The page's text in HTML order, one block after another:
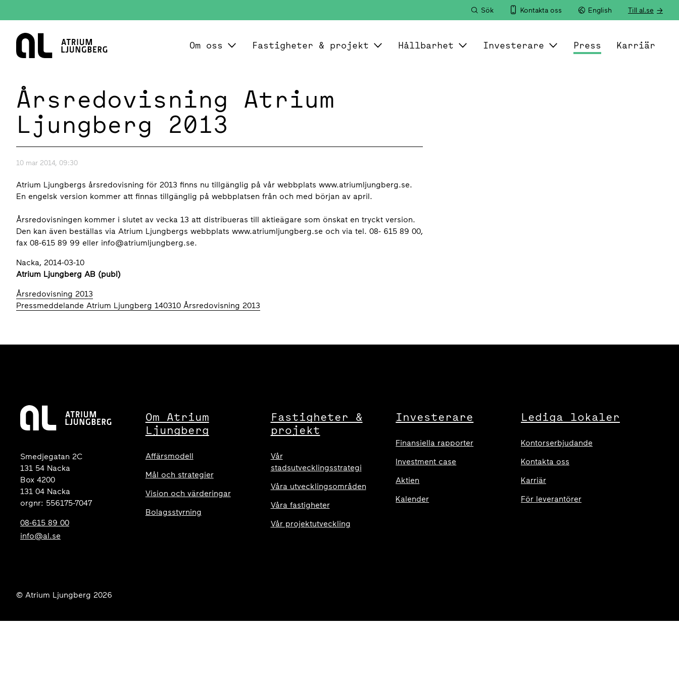
Sök Kontakta oss English Till al.se
Hem
Om oss Fastigheter & projekt Hållbarhet Investerare Press Karriär
Årsredovisning Atrium
Ljungberg 2013
10 mar 2014, 09:30
Atrium Ljungbergs årsredovisning för 2013 finns nu tillgänglig på vår webbplats www.atriumljungberg.se.
En engelsk version kommer att finnas tillgänglig på webbplatsen från och med början av april.
Årsredovisningen kommer i slutet av vecka 13 att distribueras till aktieägare som önskat en tryckt version.
Den kan även beställas via Atrium Ljungbergs webbplats www.atriumljungberg.se och via tel. 08- 615 89 00,
fax 08-615 89 99 eller info@atriumljungberg.se.
Nacka, 2014-03-10
Atrium Ljungberg AB (publ)
Årsredovisning 2013
Pressmeddelande Atrium Ljungberg 140310 Årsredovisning 2013
Smedjegatan 2C
131 54 Nacka
Box 4200
131 04 Nacka
orgnr: 556175-7047
08-615 89 00
info@al.se
Om Atrium
Ljungberg
Affärsmodell
Mål och strategier
Vision och värderingar
Bolagsstyrning
Fastigheter &
projekt
Vår
stadsutvecklingsstrategi
Våra utvecklingsområden
Våra fastigheter
Vår projektutveckling
Investerare
Finansiella rapporter
Investment case
Aktien
Kalender
Lediga lokaler
Kontorserbjudande
Kontakta oss
Karriär
För leverantörer
© Atrium Ljungberg 2026